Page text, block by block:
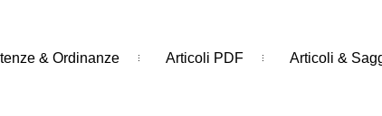
& Ordinanze Articoli PDF Articoli &